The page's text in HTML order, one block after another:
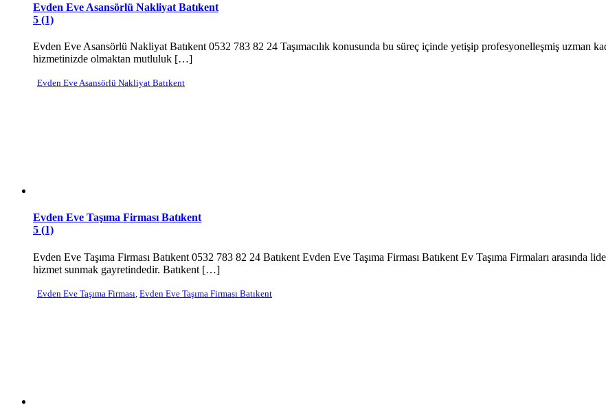
Evden Eve Asansörlü Nakliyat Batıkent
5 (1)
Evden Eve Asansörlü Nakliyat Batıkent 0532 783 82 24 Taşımacılık konusunda bu süreç içinde yetişip profesyonelleşmiş
hizmetinizde olmaktan mutluluk […]
Evden Eve Asansörlü Nakliyat Batıkent
Evden Eve Taşıma Firması Batıkent
5 (1)
Evden Eve Taşıma Firması Batıkent 0532 783 82 24 Batıkent Evden Eve Taşıma Firması Batıkent Ev Taşıma Firmaları
hizmet sunmak gayretindedir. Batıkent […]
Evden Eve Taşıma Firması Evden Eve Taşıma Firması Batıkent